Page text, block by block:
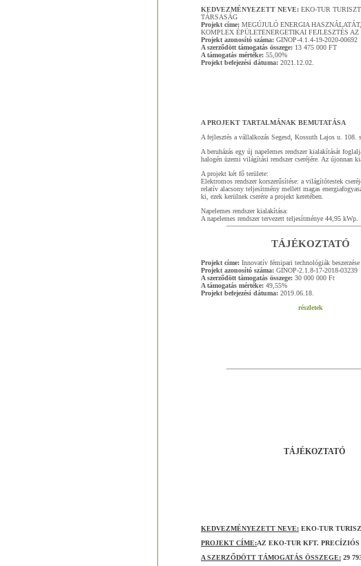
KEDVEZMÉNYEZETT NEVE: EKO-TUR
TÁRSASÁG
Projekt címe: MEGÚJULÓ ENERGIA
KOMPLEX ÉPÜLETENERGETIKAI FEJLESZTÉS
Projekt azonosító száma: GINOP-4.1.4-19-2020-00692
A szerződött támogatás összege: 13 475 000 FT
A támogatás mértéke: 55,00%
Projekt befejezési dátuma: 2021.12.02.
A PROJEKT TARTALMÁNAK BEMUTATÁSA
A fejlesztés a vállalkozás Segesd, Kossuth Lajos u. 108.
A beruházás egy új napelemes rendszer kialakítását
halogén üzemi világítási rendszer cseréjére. Az újonnan
A projekt két fő területe:
Elektromos rendszer korszerűsítése: a világítótestek
relatív alacsony teljesítmény mellett magas
ki, ezek kerülnek cserére a projekt keretében.
Napelemes rendszer kialakítása:
A napelemes rendszer tervezett teljesítménye 44,95 kWp.
TÁJÉKOZTATÓ
Projekt címe: Innovatív fémipari technológiák
Projekt azonosító száma: GINOP-2.1.8-17-2018-03239
A szerződött támogatás összege: 30 000 000 Ft
A támogatás mértéke: 49,55%
Projekt befejezési dátuma: 2019.06.18.
részletek
TÁJÉKOZTATÓ
KEDVEZMÉNYEZETT NEVE: EKO-TUR
PROJEKT CÍME:AZ EKO-TUR KFT.
A SZERZŐDÖTT TÁMOGATÁS ÖSSZEGE: 29